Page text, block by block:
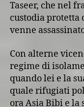
Taseer, che nel
custodia
venne
Con alterne
regime di
quando lei e la
quale rifugiati
ora Asia Bibi e